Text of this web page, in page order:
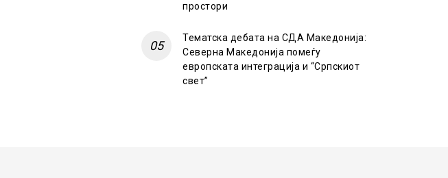
простори
Тематска дебата на СДА Македонија:
Северна Македонија помеѓу
европската интеграција и “Српскиот
свет”